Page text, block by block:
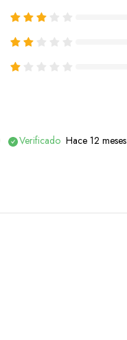
Verificado Hace 12 meses